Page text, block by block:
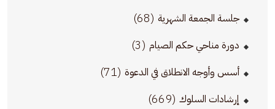
جلسة الجمعة الشهرية (68)
دورة مناحي حكم الصيام (3)
أسس وأوجه الانطلاق في الدعوة (71)
إرشادات السلوك (669)